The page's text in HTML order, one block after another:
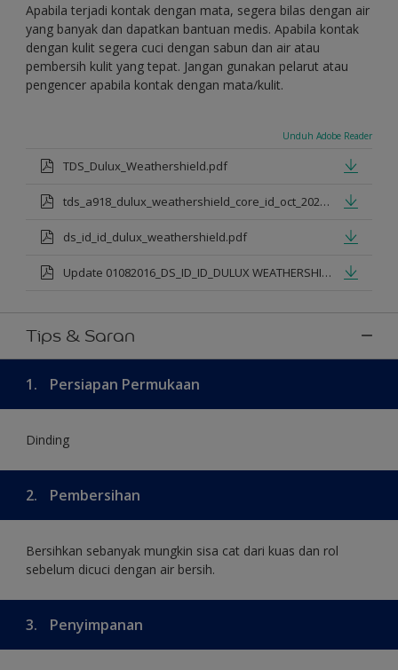
Apabila terjadi kontak dengan mata, segera bilas dengan air
yang banyak dan dapatkan bantuan medis. Apabila kontak
dengan kulit segera cuci dengan sabun dan air atau
pembersih kulit yang tepat. Jangan gunakan pelarut atau
pengencer apabila kontak dengan mata/kulit.
Unduh Adobe Reader
TDS_Dulux_Weathershield.pdf
tds_a918_dulux_weathershield_core_id_oct_2021.pdf
ds_id_id_dulux_weathershield.pdf
Update 01082016_DS_ID_ID_DULUX WEATHERSHIELD PRO PREMIUM EXTERIOR_mod.pdf
Tips & Saran
1. Persiapan Permukaan
Dinding
2. Pembersihan
Bersihkan sebanyak mungkin sisa cat dari kuas dan rol
sebelum dicuci dengan air bersih.
3. Penyimpanan